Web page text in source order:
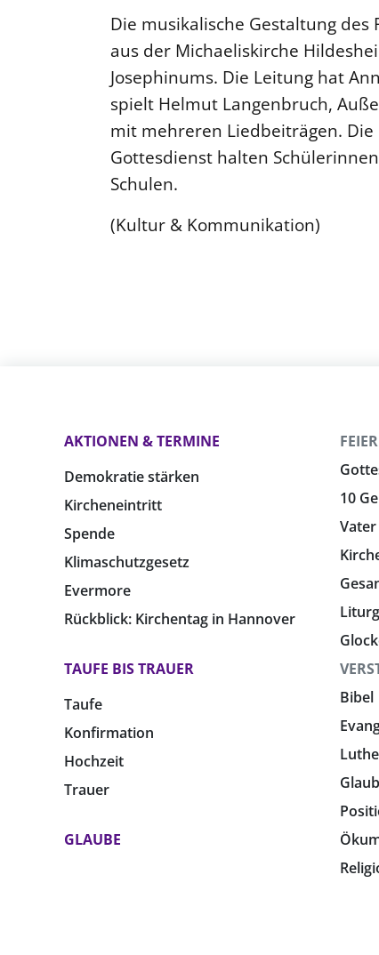
Die musikalische Gestaltung
aus der Michaeliskirche
Josephinums. Die Leitung hat
spielt Helmut Langenbruch,
mit mehreren Liedbeiträgen.
Gottesdienst halten
Schulen.
(Kultur & Kommunikation)
AKTIONEN & TERMINE
Demokratie stärken
Kircheneintritt
Spende
Klimaschutzgesetz
Evermore
Rückblick: Kirchentag in Hannover
TAUFE BIS TRAUER
Taufe
Konfirmation
Hochzeit
Trauer
GLAUBE
10
Bibel